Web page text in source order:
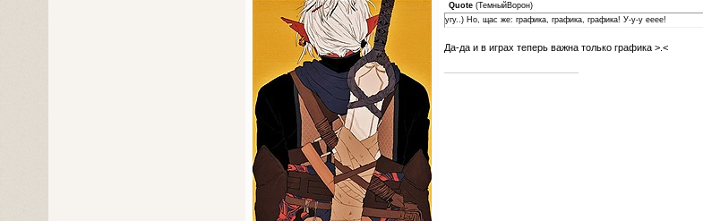
Quote(ТемныйВорон)
угу..) Но, щас же: графика, графика, графика! У-у-у ееее!
Да-да и в играх теперь важна только графика >.<